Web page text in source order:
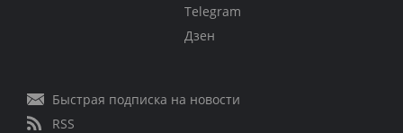
Telegram
Дзен
Быстрая подписка на новости
RSS